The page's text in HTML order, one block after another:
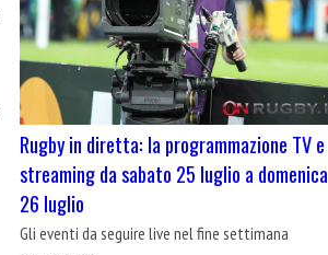
Rugby in diretta: la programmazione TV e
streaming da sabato 25 luglio a domenica
26 luglio
Gli eventi da seguire live nel fine settimana